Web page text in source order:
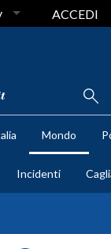
ACCEDI
Mondo
Incidenti